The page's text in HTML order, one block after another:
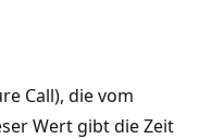
Call), die vom
Wert gibt die Zeit